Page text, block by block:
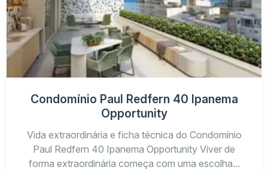
Tipologia
Área
aproximada
Perfil de uso
41 m² a
Moradia prática, segunda
48 m² a
Unidade compacta com área
Double
suíte
83 m² a
87 m²
Mais privacidade e
entre os ambientes
Condomínio Paul Redfern 40 Ipanema
Opportunity
Vida extraordinária e ficha técnica do Condomínio
Paul Redfern 40 Ipanema Opportunity Viver de
forma extraordinária começa com uma escolha...